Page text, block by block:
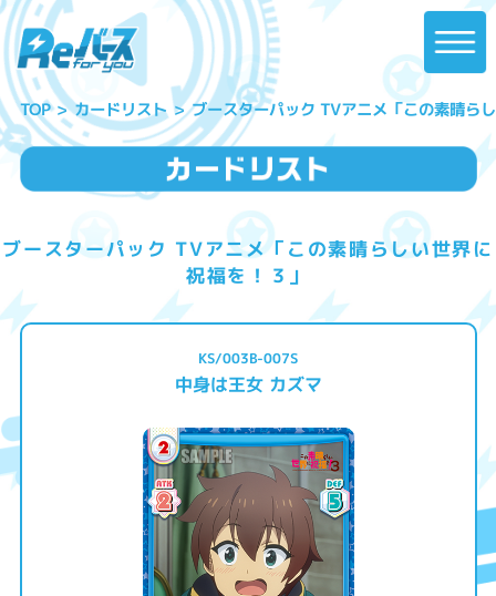
TOP カードリスト ブースターパック TVアニメ「この素晴ら
ブースターパック TVアニメ「この素晴らしい世界に
祝福を！３」
KS/003B-007S
中身は王女 カズマ